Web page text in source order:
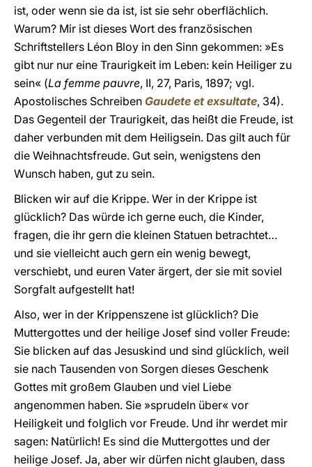
ist, oder wenn sie da ist, ist sie sehr oberflächlich.
Warum? Mir ist dieses Wort des französischen
Schriftstellers Léon Bloy in den Sinn gekommen: »Es
gibt nur nur eine Traurigkeit im Leben: kein Heiliger zu
sein« (La femme pauvre, II, 27, Paris, 1897; vgl.
Apostolisches Schreiben Gaudete et exsultate, 34).
Das Gegenteil der Traurigkeit, das heißt die Freude, ist
daher verbunden mit dem Heiligsein. Das gilt auch für
die Weihnachtsfreude. Gut sein, wenigstens den
Wunsch haben, gut zu sein.
Blicken wir auf die Krippe. Wer in der Krippe ist
glücklich? Das würde ich gerne euch, die Kinder,
fragen, die ihr gern die kleinen Statuen betrachtet…
und sie vielleicht auch gern ein wenig bewegt,
verschiebt, und euren Vater ärgert, der sie mit soviel
Sorgfalt aufgestellt hat!
Also, wer in der Krippenszene ist glücklich? Die
Muttergottes und der heilige Josef sind voller Freude:
Sie blicken auf das Jesuskind und sind glücklich, weil
sie nach Tausenden von Sorgen dieses Geschenk
Gottes mit großem Glauben und viel Liebe
angenommen haben. Sie »sprudeln über« vor
Heiligkeit und folglich vor Freude. Und ihr werdet mir
sagen: Natürlich! Es sind die Muttergottes und der
heilige Josef. Ja, aber wir dürfen nicht glauben, dass